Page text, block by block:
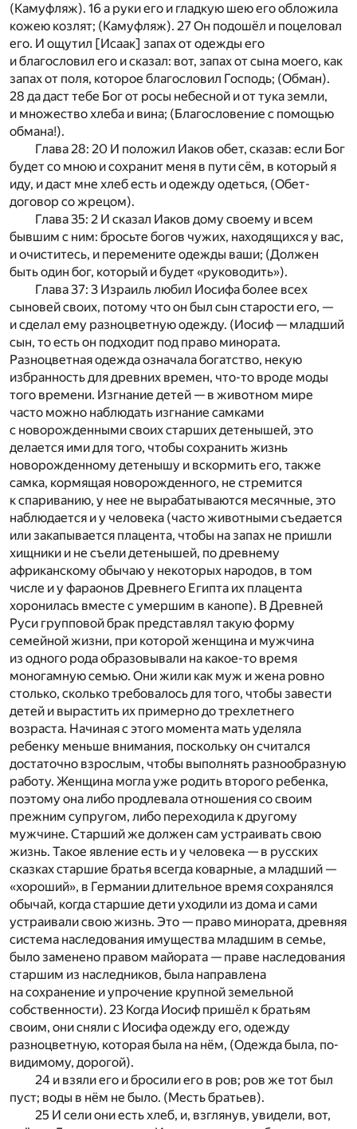
(Камуфляж). 16 а руки его и гладкую шею его обложила
кожею козлят; (Камуфляж). 27 Он подошёл и поцеловал
его. И ощутил [Исаак] запах от одежды его
и благословил его и сказал: вот, запах от сына моего, как
запах от поля, которое благословил Господь; (Обман).
28 да даст тебе Бог от росы небесной и от тука земли,
и множество хлеба и вина; (Благословение с помощью
обмана!).
Глава 28: 20 И положил Иаков обет, сказав: если Бог
будет со мною и сохранит меня в пути сём, в который я
иду, и даст мне хлеб есть и одежду одеться, (Обет-
договор со жрецом).
Глава 35: 2 И сказал Иаков дому своему и всем
бывшим с ним: бросьте богов чужих, находящихся у вас,
и очиститесь, и перемените одежды ваши; (Должен
быть один бог, который и будет «руководить»).
Глава 37: 3 Израиль любил Иосифа более всех
сыновей своих, потому что он был сын старости его, —
и сделал ему разноцветную одежду. (Иосиф — младший
сын, то есть он подходит под право минората.
Разноцветная одежда означала богатство, некую
избранность для древних времен, что-то вроде моды
того времени. Изгнание детей — в животном мире
часто можно наблюдать изгнание самками
с новорожденными своих старших детенышей, это
делается ими для того, чтобы сохранить жизнь
новорожденному детенышу и вскормить его, также
самка, кормящая новорожденного, не стремится
к спариванию, у нее не вырабатываются месячные, это
наблюдается и у человека (часто животными съедается
или закапывается плацента, чтобы на запах не пришли
хищники и не съели детенышей, по древнему
африканскому обычаю у некоторых народов, в том
числе и у фараонов Древнего Египта их плацента
хоронилась вместе с умершим в канопе). В Древней
Руси групповой брак представлял такую форму
семейной жиз­ни, при которой женщина и мужчина
из одного рода образо­вывали на какое-то время
моногамную семью. Они жили как муж и жена ровно
столько, сколько требовалось для того, чтобы завести
детей и вырастить их примерно до трехлетне­го
возраста. Начиная с этого момента мать уделяла
ребенку меньше внимания, поскольку он считался
достаточно взрослым, что­бы выполнять разнообразную
работу. Женщина могла уже родить второго ребенка,
поэтому она либо продлевала отно­шения со своим
прежним су­пругом, либо переходила к другому
мужчине. Старший же должен сам устраивать свою
жизнь. Такое явление есть и у человека — в русских
сказках старшие братья всегда коварные, а младший —
«хороший», в Германии длительное время сохранялся
обычай, когда старшие дети уходили из дома и сами
устраивали свою жизнь. Это — право минората, древняя
система наследования имущества младшим в семье,
было заменено правом майората — праве наследования
старшим из наследников, была направлена
на сохранение и упрочение крупной земельной
собственности). 23 Когда Иосиф пришёл к братьям
своим, они сняли с Иосифа одежду его, одежду
разноцветную, которая была на нём, (Одежда была, по-
видимому, дорогой).
24 и взяли его и бросили его в ров; ров же тот был
пуст; воды в нём не было. (Месть братьев).
25 И сели они есть хлеб, и, взглянув, увидели, вот,